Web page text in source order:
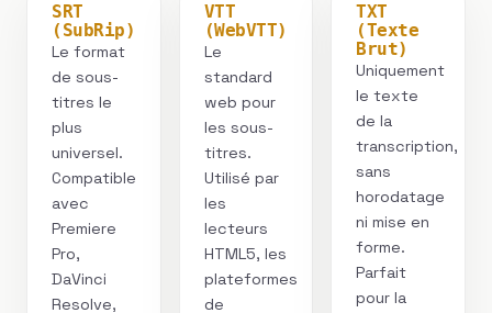
SRT
(SubRip)
Le format
de sous-
titres le
plus
universel.
Compatible
avec
Premiere
Pro,
DaVinci
Resolve,
VTT
(WebVTT)
Le
standard
web pour
les sous-
titres.
Utilisé par
les
lecteurs
HTML5, les
plateformes
de
TXT
(Texte
Brut)
Uniquement
le texte
de la
transcription,
sans
horodatage
ni mise en
forme.
Parfait
pour la